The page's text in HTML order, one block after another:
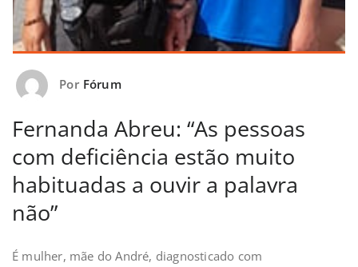
Por Fórum
Fernanda Abreu: “As pessoas
com deficiência estão muito
habituadas a ouvir a palavra
não”
É mulher, mãe do André, diagnosticado com